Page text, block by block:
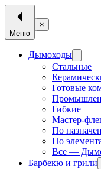
Меню
×
Дымоходы
Стальные
Готовые
Гибкие
Мастер-
По
По
Все —
Барбекю и грили